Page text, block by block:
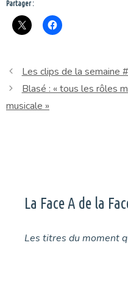
Partager :
Les clips de la semaine
Blasé : « tous les rôles
musicale »
La Face A de la
Les titres du moment